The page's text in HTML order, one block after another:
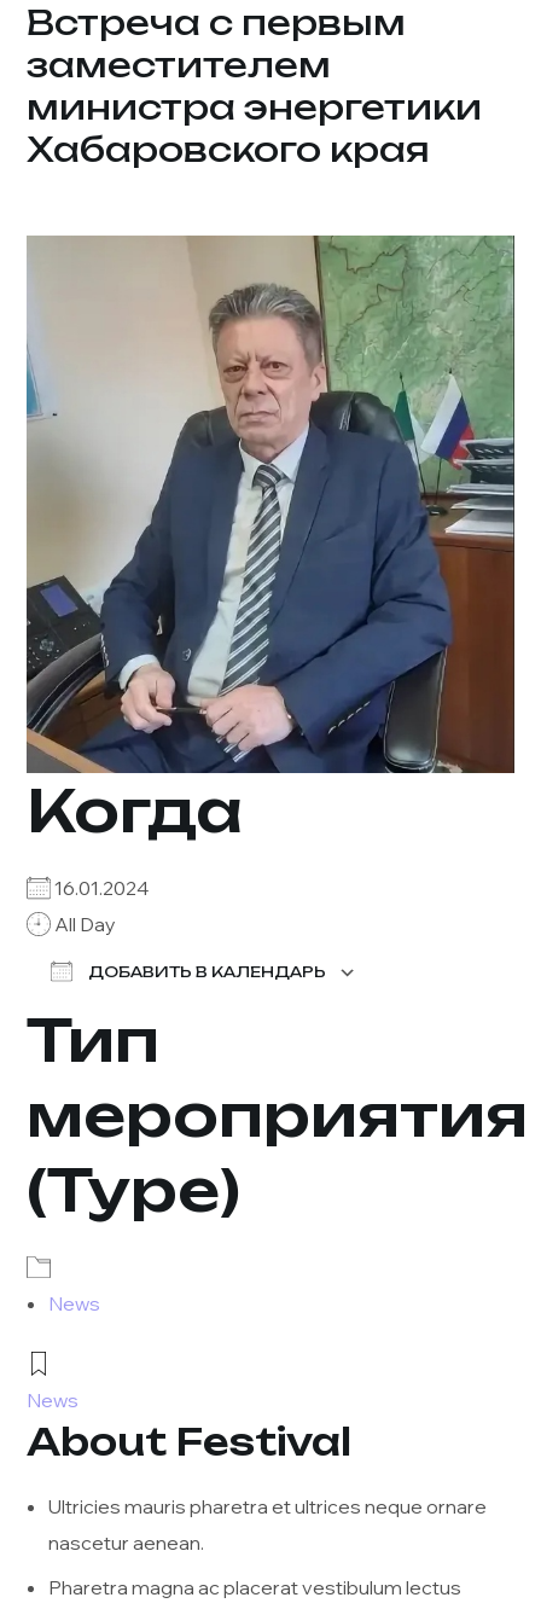
Встреча с первым
заместителем
министра энергетики
Хабаровского края
Когда
16.01.2024
All Day
ДОБАВИТЬ В КАЛЕНДАРЬ
Скачано ICS
Тип
мероприятия
(Type)
News
News
About Festival
Ultricies mauris pharetra et ultrices neque ornare
nascetur aenean.
Pharetra magna ac placerat vestibulum lectus